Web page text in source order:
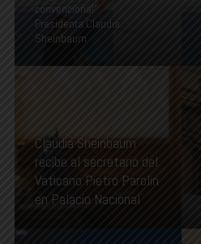
convencional”:
Presidenta Claudia
Sheinbaum
Claudia Sheinbaum
recibe al secretario del
Vaticano Pietro Parolin
en Palacio Nacional